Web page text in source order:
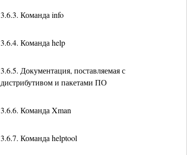
3.6.3. Команда info
3.6.4. Команда help
3.6.5. Документация, поставляемая с
дистрибутивом и пакетами ПО
3.6.6. Команда Xman
3.6.7. Команда helptool